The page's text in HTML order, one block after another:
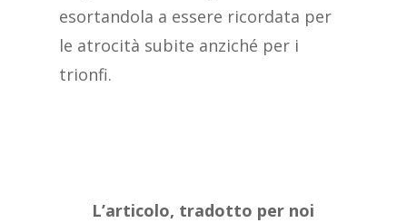
esortandola a essere ricordata per
le atrocità subite anziché per i
trionfi.
L’articolo, tradotto per noi